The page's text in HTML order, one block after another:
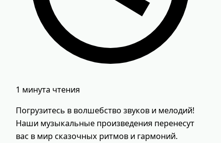
1 минута чтения
Погрузитесь в волшебство звуков и мелодий!
Наши музыкальные произведения перенесут
вас в мир сказочных ритмов и гармоний.